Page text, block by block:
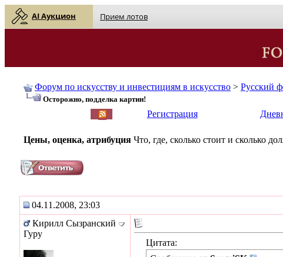
AI Аукцион Прием лотов
Форум по искусству и инвестициям в искусство > Русский
Осторожно, подделка картин!
Регистрация
Цены, оценка, атрибуция Что, где, сколько стоит и сколько
04.11.2008, 23:03
Кирилл Сызранский
Гуру
Цитата: